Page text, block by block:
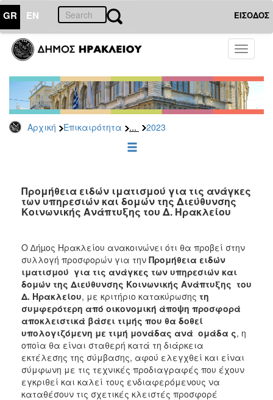
GR EN ΕΙΣΟΔΟΣ
Toggle
Αρχική Επικαιρότητα ... 2023
ΕΠΙΚΑΙΡΟΤΗΤΑ
-
Δημοπρασίες
Αρχείο
2026
2022
2019
2018
2017
2016
2015
2013
Προμήθεια ειδών ιματισμού για τις ανάγκες
των υπηρεσιών και δομών της Διεύθυνσης
Κοινωνικής Ανάπτυξης του Δ. Ηρακλείου
Ο ∆ήµος Ηρακλείου ανακοινώνει ότι θα προβεί στην
συλλογή προσφορών για την Προμήθεια ειδών
ιματισμού για τις ανάγκες των υπηρεσιών και
δομών της Διεύθυνσης Κοινωνικής Ανάπτυξης του
Δ. Ηρακλείου, με κριτήριο κατακύρωσης τη
συμφερότερη από οικονομική άποψη προσφορά
αποκλειστικά βάσει τιμής που θα δοθεί
υπολογιζόμενη με τιμή μονάδας ανά ομάδα ς, η
οποία θα είναι σταθερή κατά τη διάρκεια
εκτέλεσης της σύμβασης, αφού ελεγχθεί και είναι
σύμφωνη με τις τεχνικές προδιαγραφές που έχουν
εγκριθεί και καλεί τους ενδιαφερόμενους να
καταθέσουν τις σχετικές κλειστές προσφορέ